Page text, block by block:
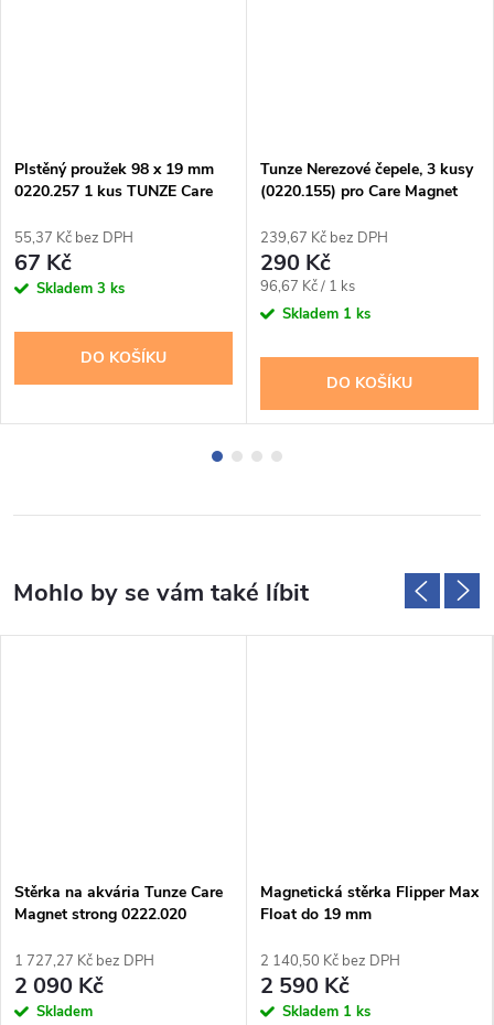
Plstěný proužek 98 x 19 mm
0220.257 1 kus TUNZE Care
55,37 Kč bez DPH
67 Kč
Skladem 3 ks
DO KOŠÍKU
Tunze Nerezové čepele, 3 kusy
(0220.155) pro Care Magnet
239,67 Kč bez DPH
290 Kč
Měrná
cena:
96,67 Kč / 1 ks
Skladem 1 ks
DO KOŠÍKU
Stěrka na akvária Tunze Care
Magnet strong 0222.020
1 727,27 Kč bez DPH
2 090 Kč
Skladem
Magnetická stěrka Flipper Max
Float do 19 mm
2 140,50 Kč bez DPH
2 590 Kč
Skladem 1 ks